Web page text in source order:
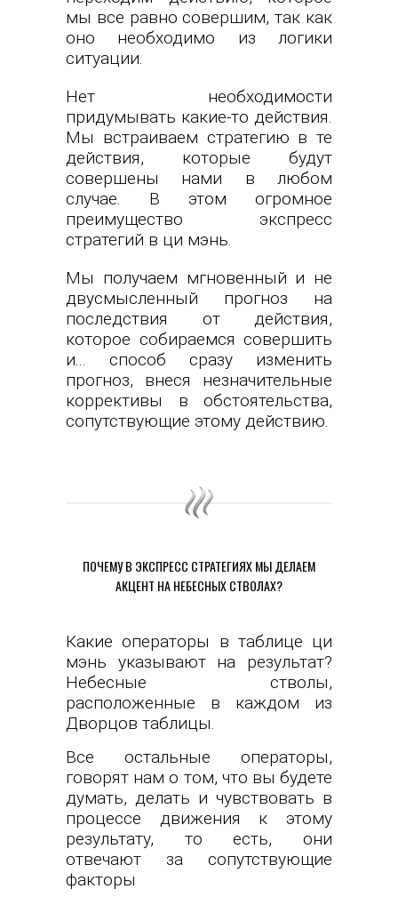
мы все равно совершим, так как
оно необходимо из логики
ситуации.
Нет необходимости
придумывать какие-то действия.
Мы встраиваем стратегию в те
действия, которые будут
совершены нами в любом
случае. В этом огромное
преимущество экспресс
стратегий в ци мэнь.
Мы получаем мгновенный и не
двусмысленный прогноз на
последствия от действия,
которое собираемся совершить
и... способ сразу изменить
прогноз, внеся незначительные
коррективы в обстоятельства,
сопутствующие этому действию.
ПОЧЕМУ В ЭКСПРЕСС СТРАТЕГИЯХ МЫ ДЕЛАЕМ
АКЦЕНТ НА НЕБЕСНЫХ СТВОЛАХ?
Какие операторы в таблице ци
мэнь указывают на результат?
Небесные стволы,
расположенные в каждом из
Дворцов таблицы.
Все остальные операторы,
говорят нам о том, что вы будете
думать, делать и чувствовать в
процессе движения к этому
результату, то есть, они
отвечают за сопутствующие
факторы